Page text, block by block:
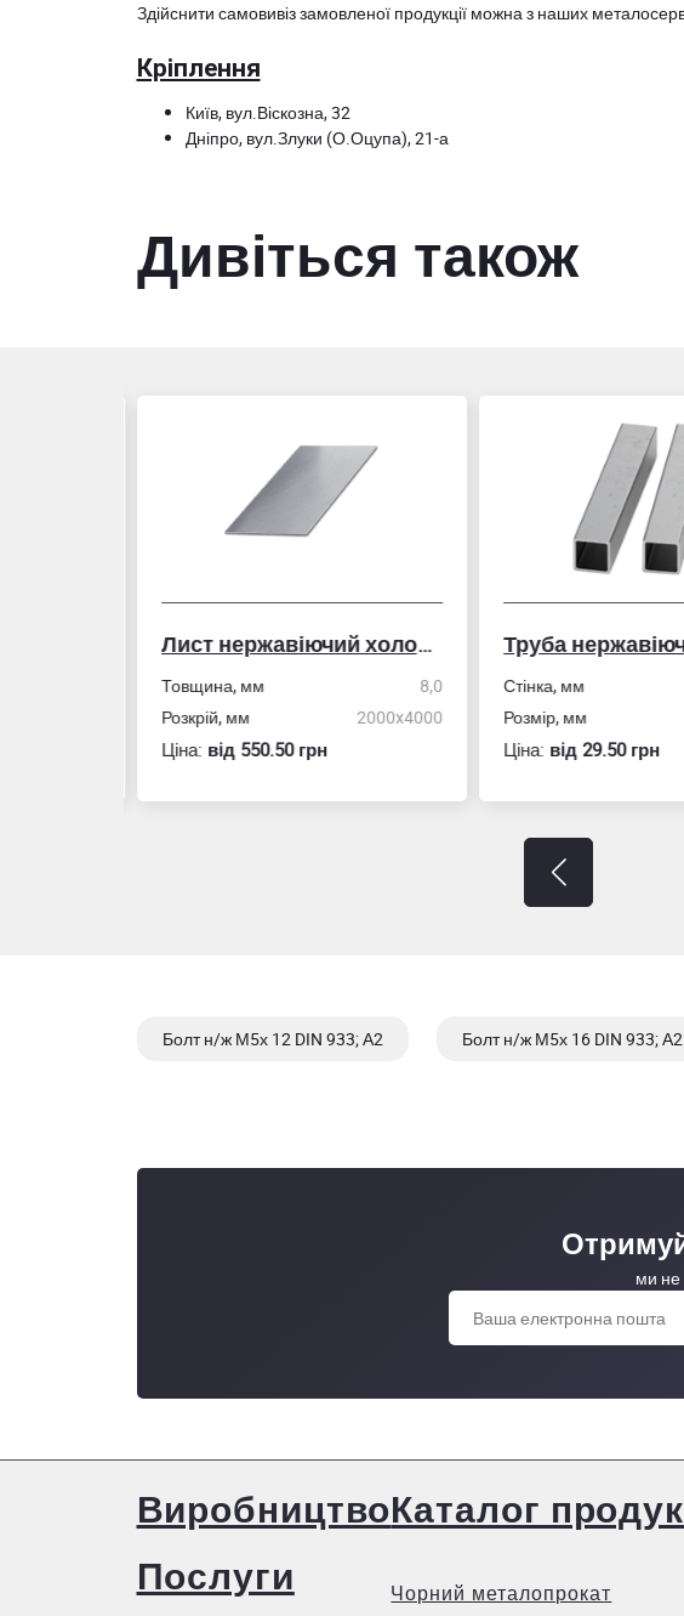
Здійснити самовивіз замовленої продукції можна з наших
Кріплення
Київ, вул.Віскозна, 32
Дніпро, вул.Злуки (О.Оцупа), 21-а
Дивіться також
Лист нержавіючий холоднокатаний
Товщина, мм
8,0
Розкрій, мм
2000x4000
Ціна: вiд 550.50 грн
Стінка, мм
Розмір, мм
Ціна: вiд 29.50 грн
Болт н/ж М5х 12 DIN 933; А2 Болт н/ж М5х 16 DIN 933; А2
ми не
Виробництво
Послуги
Каталог
Чорний металопрокат